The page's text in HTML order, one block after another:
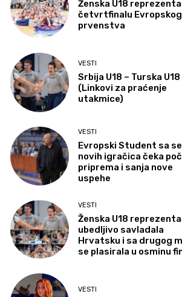
Ženska U18
četvrtfinalu Evropskog
prvenstva
VESTI
Srbija U18 – Turska U18
(Linkovi za praćenje
utakmice)
VESTI
Evropski Student sa
novih igračica čeka
priprema i sanja nove
uspehe
VESTI
Ženska U18
ubedljivo savladala
Hrvatsku i sa drugog
se plasirala u osminu
VESTI